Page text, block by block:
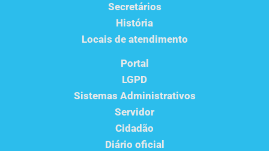
Secretários
História
Locais de atendimento
Portal
LGPD
Sistemas Administrativos
Servidor
Cidadão
Diário oficial